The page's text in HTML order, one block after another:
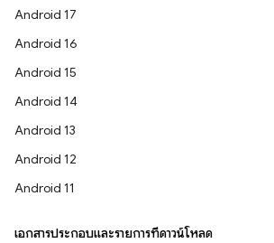
Android 17
Android 16
Android 15
Android 14
Android 13
Android 12
Android 11
เอกสารประกอบและรายการที่ดาวน์โหลด